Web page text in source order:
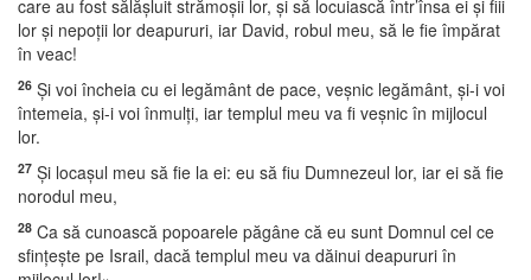
care au fost sălăşluit strămoşii lor, şi să locuiască într’însa ei şi fiii
lor şi nepoţii lor deapururi, iar David, robul meu, să le fie împărat
în veac!
26 Şi voi încheia cu ei legământ de pace, veşnic legământ, şi-i voi
întemeia, şi-i voi înmulţi, iar templul meu va fi veşnic în mijlocul
lor.
27 Şi locaşul meu să fie la ei: eu să fiu Dumnezeul lor, iar ei să fie
norodul meu,
28 Ca să cunoască popoarele păgâne că eu sunt Domnul cel ce
sfinţeşte pe Israil, dacă templul meu va dăinui deapururi în